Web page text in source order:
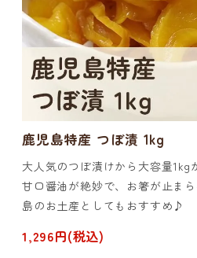
鹿児島特産 つぼ漬 1kg
大人気のつぼ漬けから大容量1kg
甘口醤油が絶妙で、お箸が止ま
島のお土産としてもおすすめ♪
1,296円(税込)